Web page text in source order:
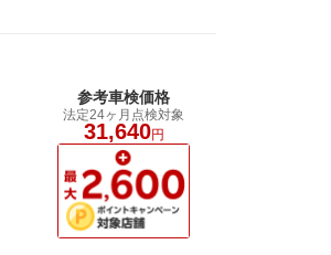
参考車検価格
法定24ヶ月点検対象
31,640円